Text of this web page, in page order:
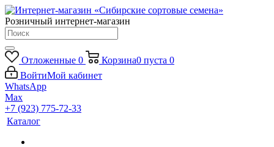
Розничный интернет-магазин
Отложенные 0 Корзина0 пуста 0
ВойтиМой кабинет
WhatsApp
Max
+7 (923) 775-72-33
Каталог